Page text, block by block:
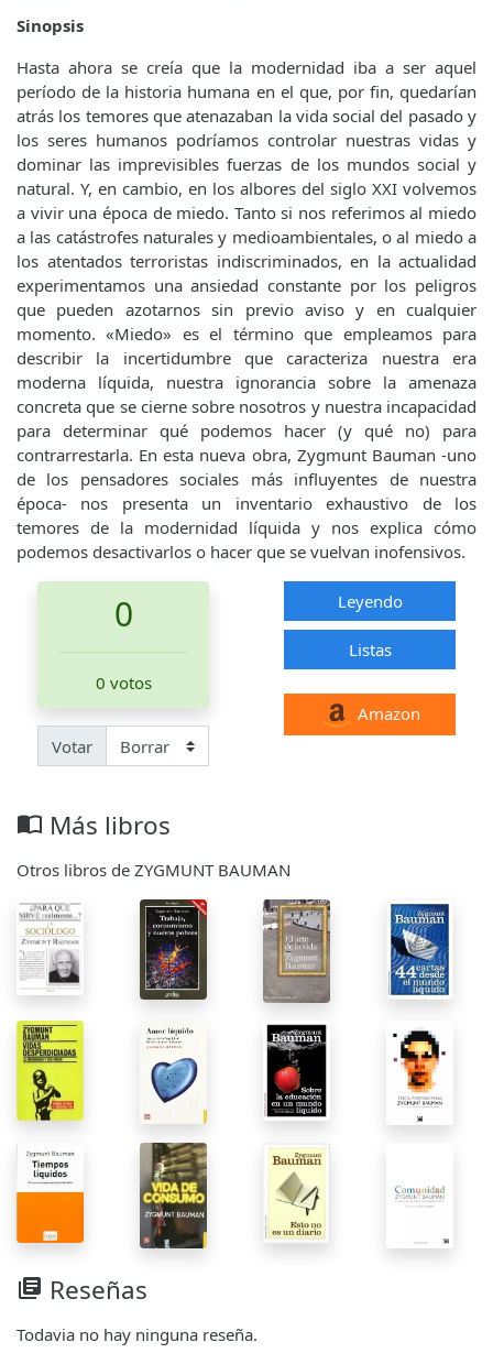
Sinopsis
Hasta ahora se creía que la modernidad iba a ser aquel
período de la historia humana en el que, por fin, quedarían
atrás los temores que atenazaban la vida social del pasado y
los seres humanos podríamos controlar nuestras vidas y
dominar las imprevisibles fuerzas de los mundos social y
natural. Y, en cambio, en los albores del siglo XXI volvemos
a vivir una época de miedo. Tanto si nos referimos al miedo
a las catástrofes naturales y medioambientales, o al miedo a
los atentados terroristas indiscriminados, en la actualidad
experimentamos una ansiedad constante por los peligros
que pueden azotarnos sin previo aviso y en cualquier
momento. «Miedo» es el término que empleamos para
describir la incertidumbre que caracteriza nuestra era
moderna líquida, nuestra ignorancia sobre la amenaza
concreta que se cierne sobre nosotros y nuestra incapacidad
para determinar qué podemos hacer (y qué no) para
contrarrestarla. En esta nueva obra, Zygmunt Bauman -uno
de los pensadores sociales más influyentes de nuestra
época- nos presenta un inventario exhaustivo de los
temores de la modernidad líquida y nos explica cómo
podemos desactivarlos o hacer que se vuelvan inofensivos.
0
0 votos
Votar
Leyendo
Listas
Amazon
import_contacts Más libros
Otros libros de ZYGMUNT BAUMAN
library_books Reseñas
Todavia no hay ninguna reseña.